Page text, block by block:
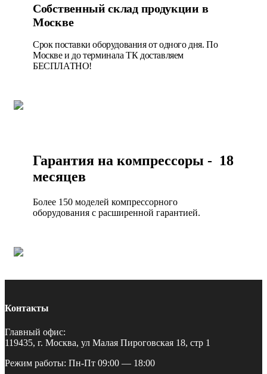
Собственный склад продукции в
Москве
Срок поставки оборудования от одного дня. По
Москве и до терминала ТК доставляем
БЕСПЛАТНО!
Гарантия на компрессоры - 18
месяцев
Более 150 моделей компрессорного
оборудования с расширенной гарантией.
Контакты
Главный офис:
119435, г. Москва, ул Малая Пироговская 18, стр 1
Режим работы: Пн-Пт 09:00 — 18:00